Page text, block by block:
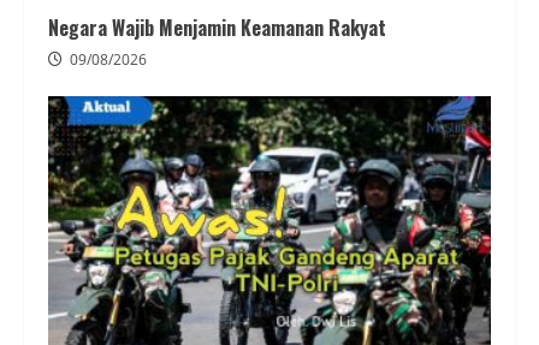
Negara Wajib Menjamin Keamanan Rakyat
09/08/2026